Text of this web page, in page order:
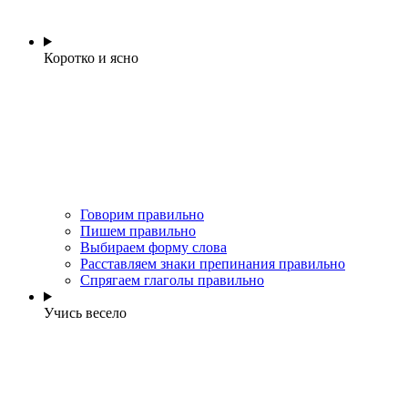
Коротко и ясно
Говорим правильно
Пишем правильно
Выбираем форму слова
Расставляем знаки препинания правильно
Спрягаем глаголы правильно
Учись весело